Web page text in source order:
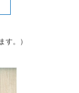
す。）